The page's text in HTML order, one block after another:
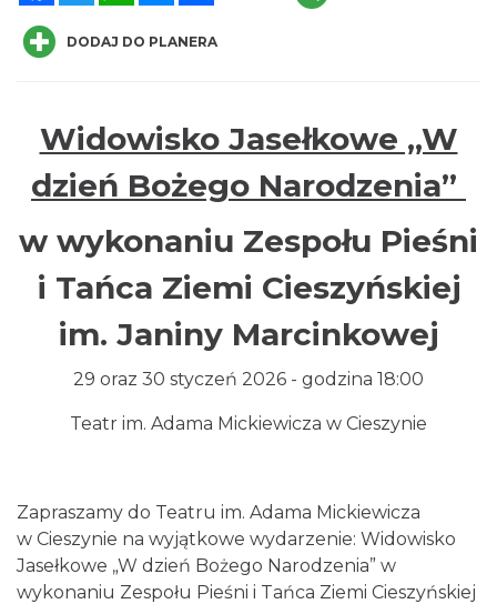
Spektakl "Tajemnica 16. piętra"
Cieszyn
Koncert KARUZELA GNA
DODAJ DO PLANERA
Widowisko Jasełkowe „W
dzień Bożego Narodzenia”
w wykonaniu Zespołu Pieśni
i Tańca Ziemi Cieszyńskiej
im. Janiny Marcinkowej
29 oraz 30 styczeń 2026 - godzina 18:00
Teatr im. Adama Mickiewicza w Cieszynie
Zapraszamy do Teatru im. Adama Mickiewicza
w Cieszynie na wyjątkowe wydarzenie: Widowisko
Jasełkowe „W dzień Bożego Narodzenia” w
wykonaniu Zespołu Pieśni i Tańca Ziemi Cieszyńskiej